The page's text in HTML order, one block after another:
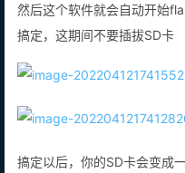
然后这个软件就会自动开始
搞定，这期间不要插拔SD卡
搞定以后，你的SD卡会变成